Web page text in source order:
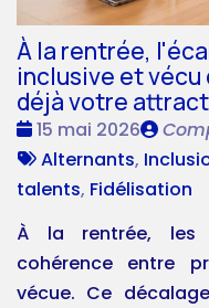
À la rentrée,
inclusive et
déjà votre
Date
:
15 mai 2026
par
Tags
:
Alternants,
talents, Fidélisation
À la rentrée, les
cohérence entre
vécue. Ce